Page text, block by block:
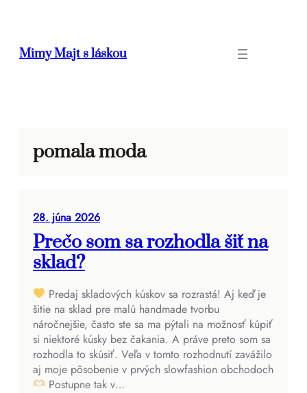
Mimy Majt s láskou
pomala moda
28. júna 2026
Prečo som sa rozhodla šiť na
sklad?
Predaj skladových kúskov sa rozrastá! Aj keď je
šitie na sklad pre malú handmade tvorbu
náročnejšie, často ste sa ma pýtali na možnosť kúpiť
si niektoré kúsky bez čakania. A práve preto som sa
rozhodla to skúsiť. Veľa v tomto rozhodnutí zavážilo
aj moje pôsobenie v prvých slowfashion obchodoch
Postupne tak v…